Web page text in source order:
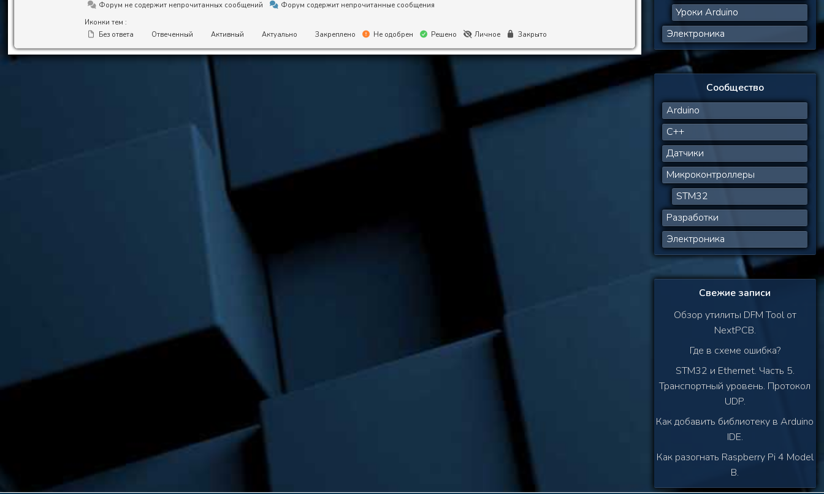
Форум не содержит непрочитанных сообщений
Форум содержит непрочитанные сообщения
Иконки тем :
Без ответа
Отвеченный Активный Актуально Закреплено Не одобрен Решено Личное Закрыто
Уроки Arduino
Электроника
Сообщество
Arduino
C++
Датчики
Микроконтроллеры
STM32
Разработки
Электроника
Свежие записи
Обзор утилиты DFM Tool от
NextPCB.
Где в схеме ошибка?
STM32 и Ethernet. Часть 5.
Транспортный уровень. Протокол
UDP.
Как добавить библиотеку в Arduino
IDE.
Как разогнать Raspberry Pi 4 Model
B.